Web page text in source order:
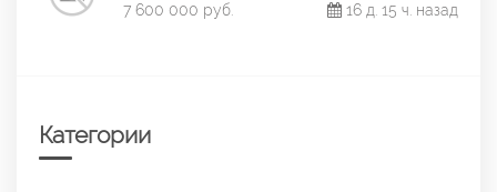
7 600 000 руб.
16 д. 15 ч. назад
Категории